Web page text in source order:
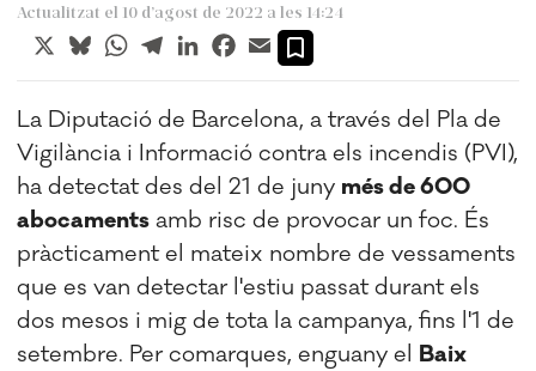
Actualitzat el 10 d’agost de 2022 a les 14:24
X BlueskyWhatsApp
TelegramLinkedInFacebook
Email
La Diputació de Barcelona, a través del Pla de
Vigilància i Informació contra els incendis (PVI),
ha detectat des del 21 de juny més de 600
abocaments amb risc de provocar un foc. És
pràcticament el mateix nombre de vessaments
que es van detectar l'estiu passat durant els
dos mesos i mig de tota la campanya, fins l'1 de
setembre. Per comarques, enguany el Baix